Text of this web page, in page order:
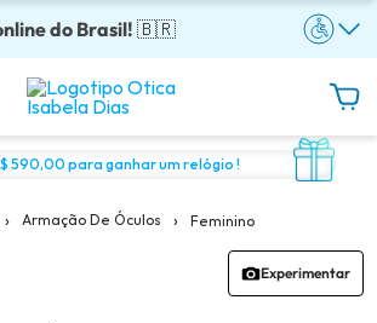
do Brasil!🇧🇷
armação + lentes a partir: R$199
sem juros!
o Brasil!
preço justo!
590,00 para ganhar um relógio !
› Armação De Óculos › Feminino
Experimentar